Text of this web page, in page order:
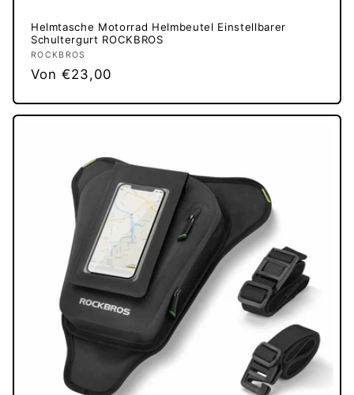
Helmtasche Motorrad Helmbeutel Einstellbarer
Schultergurt ROCKBROS
Anbieter:
ROCKBROS
Normaler
Von €23,00